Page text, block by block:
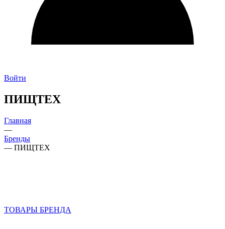
Войти
ПИЩТЕХ
Главная
—
Бренды
— ПИЩТЕХ
ТОВАРЫ БРЕНДА